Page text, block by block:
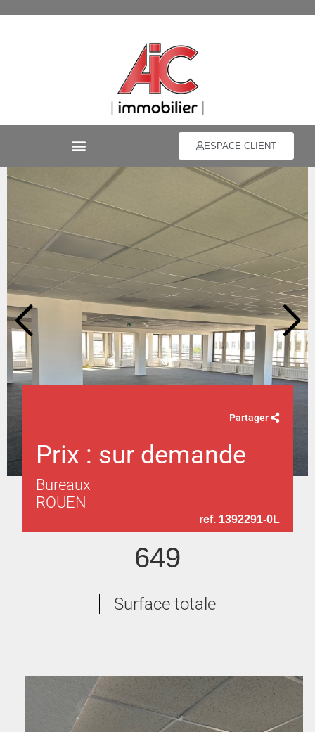
ESPACE CLIENT
Partager
Prix : sur demande
Bureaux
ROUEN
ref. 1392291-0L
649
Surface totale